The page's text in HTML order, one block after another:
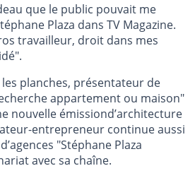
que le public pouvait me
Plaza dans TV Magazine.
travailleur, droit dans mes
planches, présentateur de
appartement ou maison"
nouvelle émissiond’architecture
entrepreneur continue aussi
"Stéphane Plaza
avec sa chaîne.